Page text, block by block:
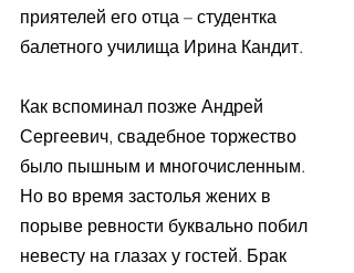
приятелей его отца – студентка
балетного училища Ирина Кандит.
Как вспоминал позже Андрей
Сергеевич, свадебное торжество
было пышным и многочисленным.
Но во время застолья жених в
порыве ревности буквально побил
невесту на глазах у гостей. Брак